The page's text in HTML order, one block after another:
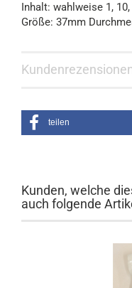
Inhalt: wahlweise 1,
Größe: 37mm
teilen
Kunden, welche
auch folgende